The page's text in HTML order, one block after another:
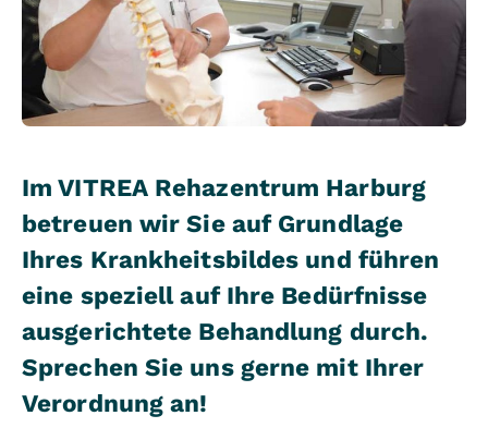
Im VITREA Rehazentrum Harburg
betreuen wir Sie auf Grundlage
Ihres Krankheitsbildes und führen
eine speziell auf Ihre Bedürfnisse
ausgerichtete Behandlung durch.
Sprechen Sie uns gerne mit Ihrer
Verordnung an!